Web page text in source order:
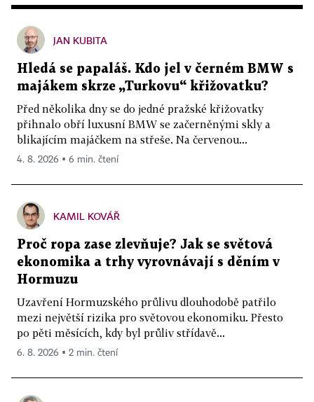
JAN KUBITA
Hledá se papaláš. Kdo jel v černém BMW s
majákem skrze „Turkovu“ křižovatku?
Před několika dny se do jedné pražské křižovatky
přihnalo obří luxusní BMW se začerněnými skly a
blikajícím majáčkem na střeše. Na červenou...
4. 8. 2026 ▪ 6 min. čtení
KAMIL KOVÁŘ
Proč ropa zase zlevňuje? Jak se světová
ekonomika a trhy vyrovnávají s děním v
Hormuzu
Uzavření Hormuzského průlivu dlouhodobě patřilo
mezi největší rizika pro světovou ekonomiku. Přesto
po pěti měsících, kdy byl průliv střídavě...
6. 8. 2026 ▪ 2 min. čtení